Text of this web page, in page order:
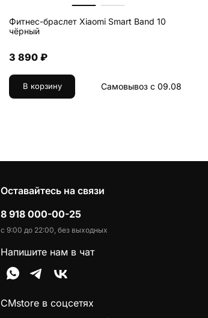
Фитнес-браслет Xiaomi Smart Band 10
чёрный
3 890 ₽
В корзину Самовывоз с 09.08
Оставайтесь на связи
8 918 000-00-25
с 9:00 до 22:00, без выходных
Напишите нам в чат
CMstore в соцсетях